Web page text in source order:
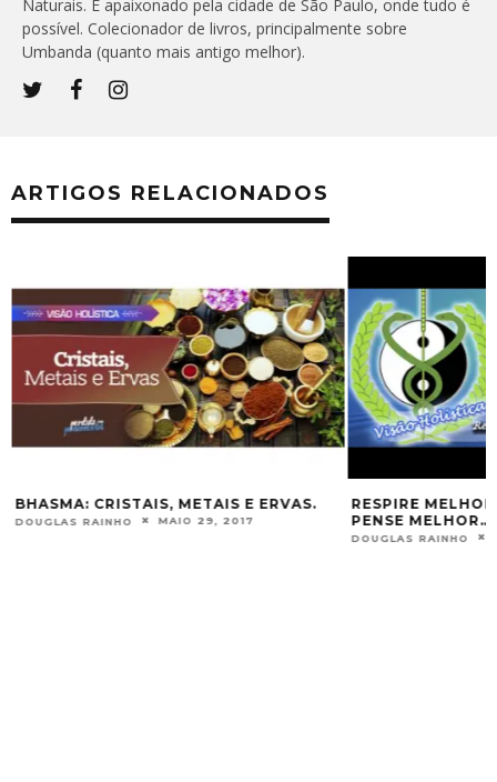
Naturais. É apaixonado pela cidade de São Paulo, onde tudo é
possível. Colecionador de livros, principalmente sobre
Umbanda (quanto mais antigo melhor).
ARTIGOS RELACIONADOS
BHASMA: CRISTAIS, METAIS E ERVAS.
DOUGLAS RAINHO MAIO 29, 2017
RESPIRE
PENSE MELHOR…
DOUGLAS RAINHO